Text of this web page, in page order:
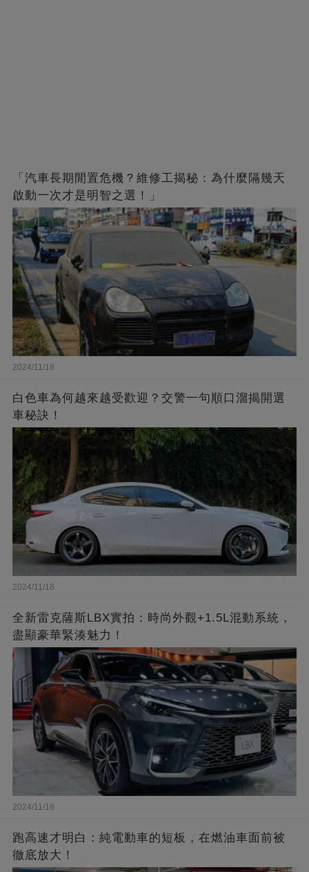
「汽車長期閒置危機？維修工揭秘：為什麼隔幾天
啟動一次才是明智之選！」
2024/11/18
白色車為何越來越受歡迎？交警一句順口溜揭開選
車秘訣！
2024/11/18
全新雷克薩斯LBX實拍：時尚外觀+1.5L混動系統，
盡顯豪華緊湊魅力！
2024/11/18
跑高速才明白：純電動車的短板，在燃油車面前被
徹底放大！